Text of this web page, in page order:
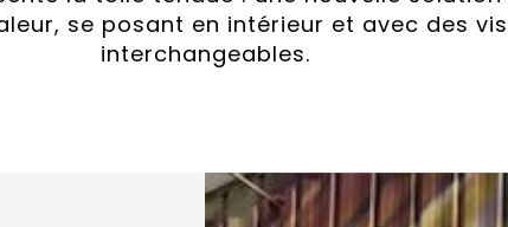
se posant en intérieur et avec des
interchangeables.